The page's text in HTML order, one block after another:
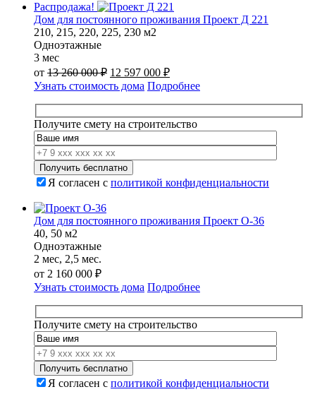
Распродажа!
Дом для постоянного проживания Проект Д 221
210, 215, 220, 225, 230 м2
Одноэтажные
3 мес
от 13 260 000₽ Первоначальная
цена
составляла
13
260
000 ₽.
12 597 000 ₽Текущая
цена:
12
597
000 ₽.
Узнать стоимость дома Подробнее
Получите смету на строительство
Я согласен с политикой конфиденциальности
Дом для постоянного проживания Проект О-36
40, 50 м2
Одноэтажные
2 мес, 2,5 мес.
от 2 160 000 ₽
Узнать стоимость дома Подробнее
Получите смету на строительство
Я согласен с политикой конфиденциальности